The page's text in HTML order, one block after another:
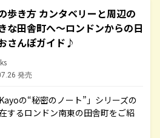
歩き方 カンタベリーと周辺の
な田舎町へ～ロンドンからの日
さんぽガイド♪
発売
の“秘密のノート”」シリーズの
するロンドン南東の田舎町をご紹